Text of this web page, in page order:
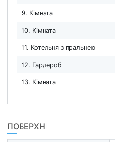
9. Кімната
10. Кімната
11. Котельня з пральнею
12. Гардероб
13. Кімната
ПОВЕРХНІ